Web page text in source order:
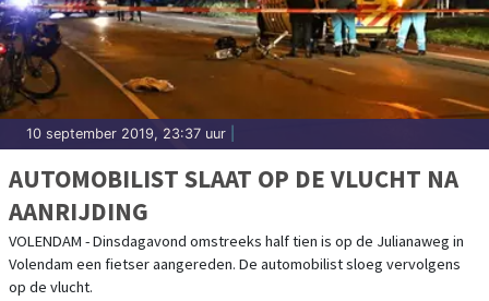
10 september 2019, 23:37 uur
AUTOMOBILIST SLAAT OP DE VLUCHT NA
AANRIJDING
VOLENDAM - Dinsdagavond omstreeks half tien is op de Julianaweg in
Volendam een fietser aangereden. De automobilist sloeg vervolgens
op de vlucht.